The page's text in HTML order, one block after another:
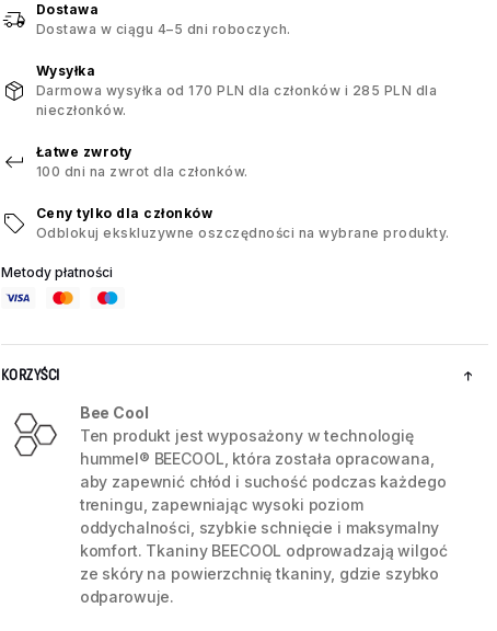
Dostawa
Dostawa w ciągu 4–5 dni roboczych.
Wysyłka
Darmowa wysyłka od 170 PLN dla członków i 285 PLN dla
nieczłonków.
Łatwe zwroty
100 dni na zwrot dla członków.
Ceny tylko dla członków
Odblokuj ekskluzywne oszczędności na wybrane produkty.
Metody płatności
KORZYŚCI
Bee Cool
Ten produkt jest wyposażony w technologię
hummel® BEECOOL, która została opracowana,
aby zapewnić chłód i suchość podczas każdego
treningu, zapewniając wysoki poziom
oddychalności, szybkie schnięcie i maksymalny
komfort. Tkaniny BEECOOL odprowadzają wilgoć
ze skóry na powierzchnię tkaniny, gdzie szybko
odparowuje.